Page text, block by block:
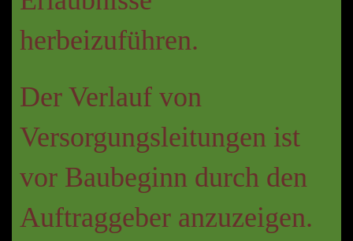
herbeizuführen.
Der Verlauf von
Versorgungsleitungen ist
vor Baubeginn durch den
Auftraggeber anzuzeigen.